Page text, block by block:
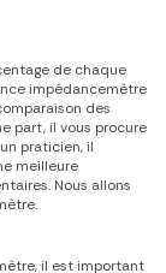
de chaque
impédancemètre
des
part, il vous procure
praticien, il
meilleure
Nous allons
.
il est important